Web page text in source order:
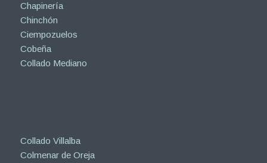
Chapinería
Chinchón
Ciempozuelos
Cobeña
Collado Mediano
Collado Villalba
Colmenar de Oreja